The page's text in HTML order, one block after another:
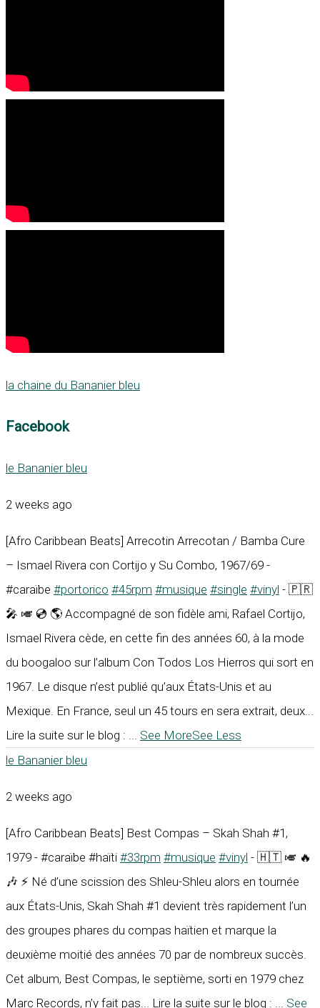
la chaine du Bananier bleu
Facebook
le Bananier bleu
2 weeks ago
[Afro Caribbean Beats] Arrecotin Arrecotan / Bamba Cure
– Ismael Rivera con Cortijo y Su Combo, 1967/69 -
#caraïbe #portorico #45rpm #musique #single #vinyl - 🇵🇷
🎤 🎺 💿 🌎 Accompagné de son fidèle ami, Rafael Cortijo,
Ismael Rivera cède, en cette fin des années 60, à la mode
du boogaloo sur l’album Con Todos Los Hierros qui sort en
1967. Le disque n’est publié qu’aux États-Unis et au
Mexique. En France, seul un 45 tours en sera extrait, deux...
Lire la suite sur le blog : ... See MoreSee Less
le Bananier bleu
2 weeks ago
[Afro Caribbean Beats] Best Compas – Skah Shah #1,
1979 - #caraïbe #haïti #33rpm #musique #vinyl - 🇭🇹 🎺 🔥
🎶 ⚡ Né d’une scission des Shleu-Shleu alors en tournée
aux États-Unis, Skah Shah #1 devient très rapidement l’un
des groupes phares du compas haïtien et marque la
deuxième moitié des années 70 par de nombreux succès.
Cet album, Best Compas, le septième, sorti en 1979 chez
Marc Records, n’y fait pas... Lire la suite sur le blog : ... See